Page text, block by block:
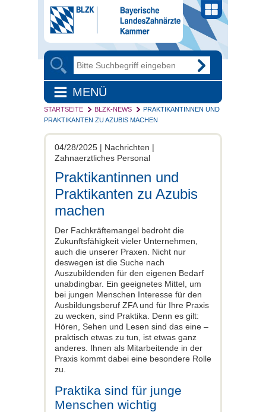
MENÜ
STARTSEITE BLZK-NEWS
PRAKTIKANTINNEN UND
PRAKTIKANTEN ZU AZUBIS MACHEN
04/28/2025 | Nachrichten |
Zahnaerztliches Personal
Praktikantinnen und
Praktikanten zu Azubis
machen
Der Fachkräftemangel bedroht die
Zukunftsfähigkeit vieler Unternehmen,
auch die unserer Praxen. Nicht nur
deswegen ist die Suche nach
Auszubildenden für den eigenen Bedarf
unabdingbar. Ein geeignetes Mittel, um
bei jungen Menschen Interesse für den
Ausbildungsberuf ZFA und für Ihre Praxis
zu wecken, sind Praktika. Denn es gilt:
Hören, Sehen und Lesen sind das eine –
praktisch etwas zu tun, ist etwas ganz
anderes. Ihnen als Mitarbeitende in der
Praxis kommt dabei eine besondere Rolle
zu.
Praktika sind für junge
Menschen wichtig